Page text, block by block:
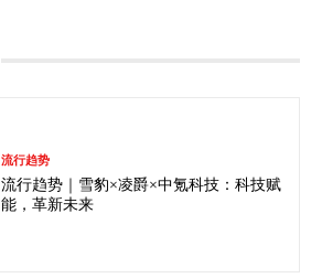
流行趋势
流行趋势｜雪豹×凌爵×中氪科技：科技赋
能，革新未来